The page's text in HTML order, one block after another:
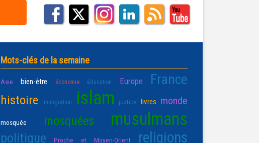
Mots-clés de la semaine
Asie bien-être économie éducation Europe France
histoire immigration islam justice livres monde
mosquée mosquées musulmans
politique Proche et Moyen-Orient religions